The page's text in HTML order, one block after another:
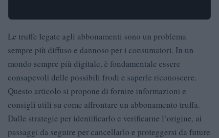
Le truffe legate agli abbonamenti sono un problema
sempre più diffuso e dannoso per i consumatori. In un
mondo sempre più digitale, è fondamentale essere
consapevoli delle possibili frodi e saperle riconoscere.
Questo articolo si propone di fornire informazioni e
consigli utili su come affrontare un abbonamento truffa.
Dalle strategie per identificarlo e verificarne l’origine, ai
passaggi da seguire per cancellarlo e proteggersi da future